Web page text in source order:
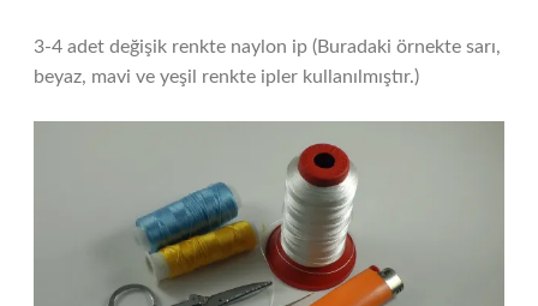
3-4 adet değişik renkte naylon ip (Buradaki örnekte sarı,
beyaz, mavi ve yeşil renkte ipler kullanılmıştır.)